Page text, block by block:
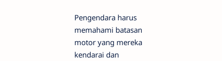
Pengendara harus
memahami batasan
motor yang mereka
kendarai dan